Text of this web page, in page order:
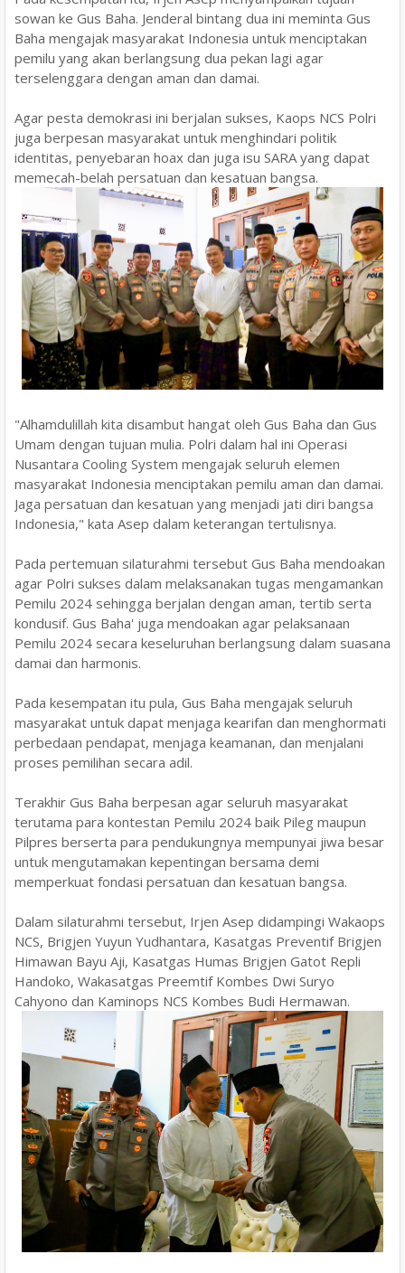
sowan ke Gus Baha. Jenderal bintang dua ini meminta Gus
Baha mengajak masyarakat Indonesia untuk menciptakan
pemilu yang akan berlangsung dua pekan lagi agar
terselenggara dengan aman dan damai.
Agar pesta demokrasi ini berjalan sukses, Kaops NCS Polri
juga berpesan masyarakat untuk menghindari politik
identitas, penyebaran hoax dan juga isu SARA yang dapat
memecah-belah persatuan dan kesatuan bangsa.
"Alhamdulillah kita disambut hangat oleh Gus Baha dan Gus
Umam dengan tujuan mulia. Polri dalam hal ini Operasi
Nusantara Cooling System mengajak seluruh elemen
masyarakat Indonesia menciptakan pemilu aman dan damai.
Jaga persatuan dan kesatuan yang menjadi jati diri bangsa
Indonesia," kata Asep dalam keterangan tertulisnya.
Pada pertemuan silaturahmi tersebut Gus Baha mendoakan
agar Polri sukses dalam melaksanakan tugas mengamankan
Pemilu 2024 sehingga berjalan dengan aman, tertib serta
kondusif. Gus Baha' juga mendoakan agar pelaksanaan
Pemilu 2024 secara keseluruhan berlangsung dalam suasana
damai dan harmonis.
Pada kesempatan itu pula, Gus Baha mengajak seluruh
masyarakat untuk dapat menjaga kearifan dan menghormati
perbedaan pendapat, menjaga keamanan, dan menjalani
proses pemilihan secara adil.
Terakhir Gus Baha berpesan agar seluruh masyarakat
terutama para kontestan Pemilu 2024 baik Pileg maupun
Pilpres berserta para pendukungnya mempunyai jiwa besar
untuk mengutamakan kepentingan bersama demi
memperkuat fondasi persatuan dan kesatuan bangsa.
Dalam silaturahmi tersebut, Irjen Asep didampingi Wakaops
NCS, Brigjen Yuyun Yudhantara, Kasatgas Preventif Brigjen
Himawan Bayu Aji, Kasatgas Humas Brigjen Gatot Repli
Handoko, Wakasatgas Preemtif Kombes Dwi Suryo
Cahyono dan Kaminops NCS Kombes Budi Hermawan.